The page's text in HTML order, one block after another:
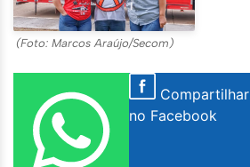
(Foto: Marcos Araújo/Secom)
Compartilhar
no Facebook